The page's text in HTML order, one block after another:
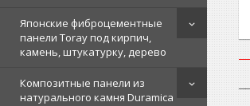
Японские фиброцементные
панели Toray под кирпич,
камень, штукатурку, дерево
Композитные панели из
натурального камня Duramica